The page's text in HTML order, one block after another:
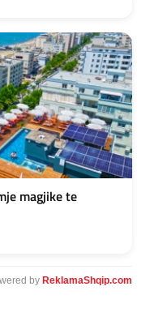
magjike te
by ReklamaShqip.com